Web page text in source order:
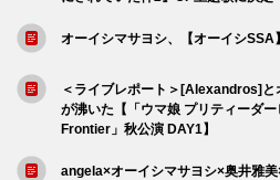
オーイシマサヨシ、【オーイシ
＜ライブレポート＞[Alexandros]
が沸いた【「ウマ娘 プリティーダ
Frontier」秋公演 DAY1】
angela×オーイシマサヨシ×奥井雅美